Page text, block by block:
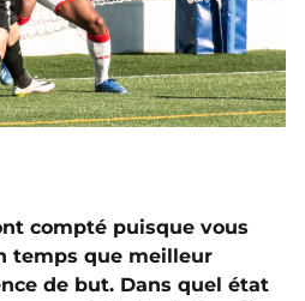
compté puisque vous
temps que meilleur
de but. Dans quel état